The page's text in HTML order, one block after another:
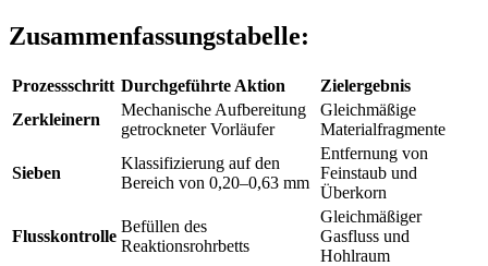
Zusammenfassungstabelle:
Prozessschritt Durchgeführte Aktion
Zielergebnis
Zerkleinern
Mechanische Aufbereitung
getrockneter Vorläufer
Gleichmäßige
Materialfragmente
Sieben
Klassifizierung auf den
Bereich von 0,20–0,63 mm
Entfernung von
Feinstaub und
Überkorn
Flusskontrolle
Befüllen des
Reaktionsrohrbetts
Gleichmäßiger
Gasfluss und
Hohlraum